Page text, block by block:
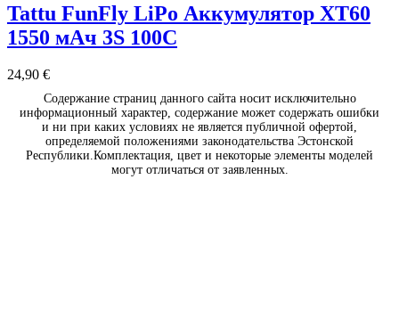
Tattu FunFly LiPo Аккумулятор XT60
1550 мАч 3S 100C
24,90 €
Содержание страниц данного сайта носит исключительно
информационный характер, содержание может содержать ошибки
и ни при каких условиях не является публичной офертой,
определяемой положениями законодательства Эстонской
Республики.Комплектация, цвет и некоторые элементы моделей
могут отличаться от заявленных.